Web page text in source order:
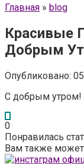
Главная » blog
Красивые
Добрым
Опубликовано:
С добрым утром!
0
Понравилась
Вам также